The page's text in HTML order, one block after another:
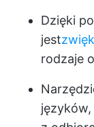
Dzięki
jest
rodzaje